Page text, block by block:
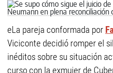
eLa pareja conformada por
Viciconte decidió romper el
inéditos sobre su situación
curso con la exmujer de